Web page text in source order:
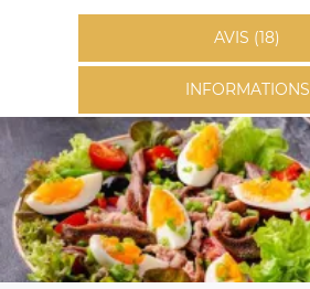
AVIS (18)
INFORMATIONS